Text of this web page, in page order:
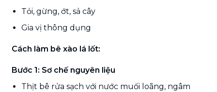
Tỏi, gừng, ớt, sả cây
Gia vị thông dụng
Cách làm bê xào lá lốt:
Bước 1: Sơ chế nguyên liệu
Thịt bê rửa sạch với nước muối loãng, ngâm